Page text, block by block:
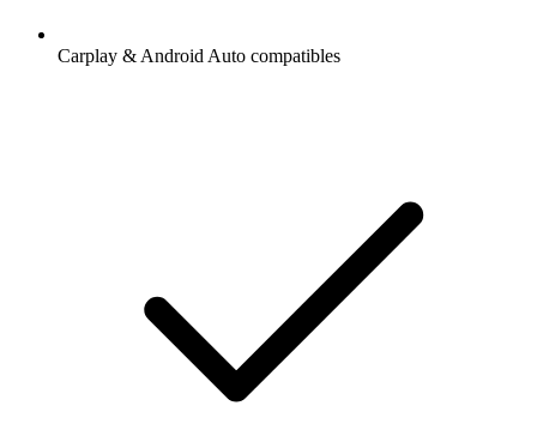
Carplay & Android Auto compatibles